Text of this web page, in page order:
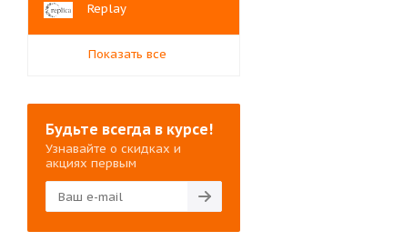
Replay
Показать все
Будьте всегда в курсе!
Узнавайте о скидках и
акциях первым